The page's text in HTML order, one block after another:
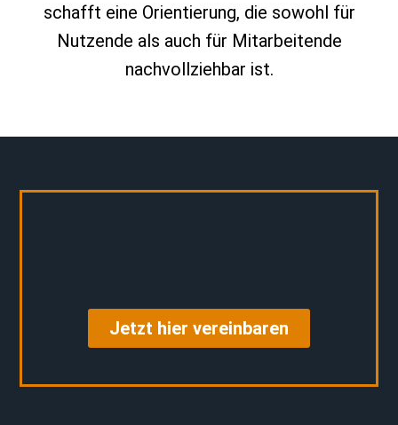
schafft eine Orientierung, die sowohl für
Nutzende als auch für Mitarbeitende
nachvollziehbar ist.
Jetzt hier vereinbaren